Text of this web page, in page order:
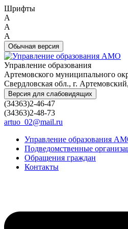
Шрифты
A
A
A
Обычная версия
Управление образования
Артемовского муниципального
Свердловская обл., г.
Версия для слабовидящих
(34363)2-46-47
(34363)2-48-73
artuo_02@mail.ru
Управление образования
Подведомственные
Обращения граждан
Контакты